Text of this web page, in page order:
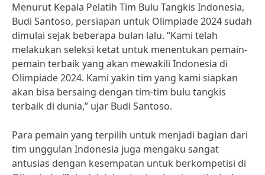
Menurut Kepala Pelatih Tim Bulu Tangkis Indonesia,
Budi Santoso, persiapan untuk Olimpiade 2024 sudah
dimulai sejak beberapa bulan lalu. “Kami telah
melakukan seleksi ketat untuk menentukan pemain-
pemain terbaik yang akan mewakili Indonesia di
Olimpiade 2024. Kami yakin tim yang kami siapkan
akan bisa bersaing dengan tim-tim bulu tangkis
terbaik di dunia,” ujar Budi Santoso.
Para pemain yang terpilih untuk menjadi bagian dari
tim unggulan Indonesia juga mengaku sangat
antusias dengan kesempatan untuk berkompetisi di